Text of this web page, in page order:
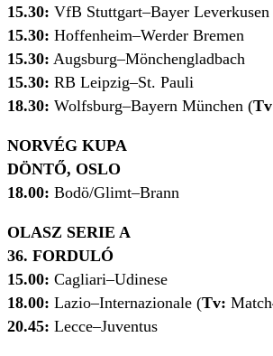
15.30: VfB Stuttgart–Bayer
15.30: Hoffenheim–Werder Bremen
15.30: Augsburg–Mönchengladbach
15.30: RB Leipzig–St. Pauli
18.30: Wolfsburg–Bayern München (
NORVÉG KUPA
DÖNTŐ, OSLO
18.00: Bodö/Glimt–Brann
OLASZ SERIE A
36. FORDULÓ
15.00: Cagliari–Udinese
18.00: Lazio–Internazionale (Tv:
20.45: Lecce–Juventus